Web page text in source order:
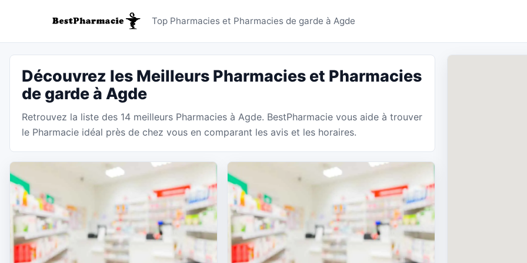
Pharmacies Agde -
Top Pharmacies et Pharmacies de garde à Agde
Découvrez les Meilleurs Pharmacies et Pharmacies
de garde à Agde
Retrouvez la liste des 14 meilleurs Pharmacies à Agde. BestPharmacie vous aide à trouver
le Pharmacie idéal près de chez vous en comparant les avis et les horaires.